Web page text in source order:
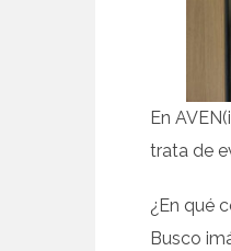
En
trata de
¿En qué
Busco